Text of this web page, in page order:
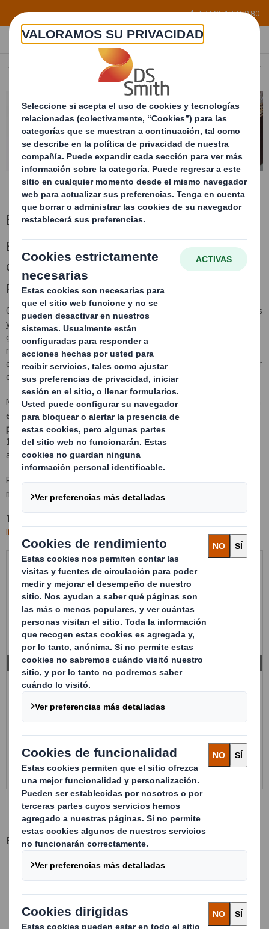
Skip to main content
EMBALAJE PARA GRANELES SÓLIDOS
+34 96 122 60 80
ES
Embalaje para graneles sólidos
Embalaje de grandes dimensiones fabricado
con cartón ondulado de máxima resistencia
para transportar y almacenar graneles sólidos
Contamos con una gran reputación como diseñadores, productores
y suministradores de embalajes Heavy Duty para graneles (polvos,
granulados, semillas, congelados, ...), nuestros embalajes
realizados concartón cuádruple, quíntuple y séxtuple
embalajes garantizan una resistencia al peso imposible de alcanzar
con embalajes estándar.
Nuestras soluciones de embalajes para graneles industriales están
especialmente diseñadas para contener lamayor cantidad de
producto posible en perfecto estado(1.000 kg. de contenido y
10.000 kg. de apilamiento), optimizando al máximo el espacio de
almacenamiento y de transporte.
Póngase en contacto con nosotros para averiguar cuál es el que
mejor se adapta a su necesidad.
También puede consultar nuestra gama de
líquidos.
DISEÑOS A MEDIDA
Realizamos el diseño del embalaje a medida de las
Octabines regulares, irregulares, telescópicos, de diferentes
calidades de cartón, alturas...
Beneficios clave
Suministro "en plano" ahorrando 90% de espacio
Simplificación de los movimientos internos del embalaje
Maximización del apilamiento en dinámico/estático
Soluciones telescópicas para productos de densidad variable